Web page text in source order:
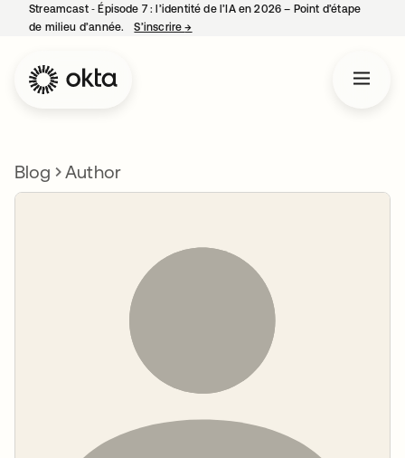
Streamcast ‑ Épisode 7 : l’identité de l’IA en 2026 – Point d’étape
de milieu d’année.
S’inscrire→
Blog Author